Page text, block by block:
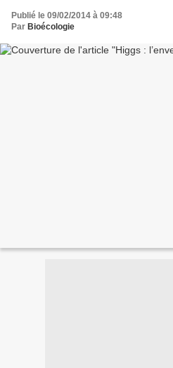
Publié le 09/02/2014 à 09:48
Par Bioécologie